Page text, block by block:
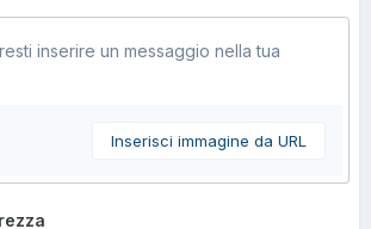
inserire un messaggio nella tua
Inserisci immagine da URL